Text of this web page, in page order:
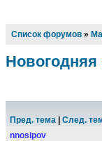
Список форумов »
Новогодняя
Пред. тема
След.
nnosipov